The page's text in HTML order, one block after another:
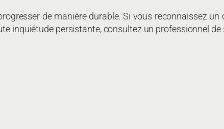
de manière durable. Si vous reconnaissez
inquiétude persistante, consultez un professionnel